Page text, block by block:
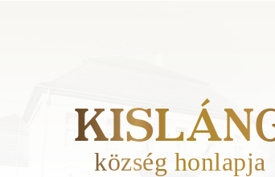
község honlapja